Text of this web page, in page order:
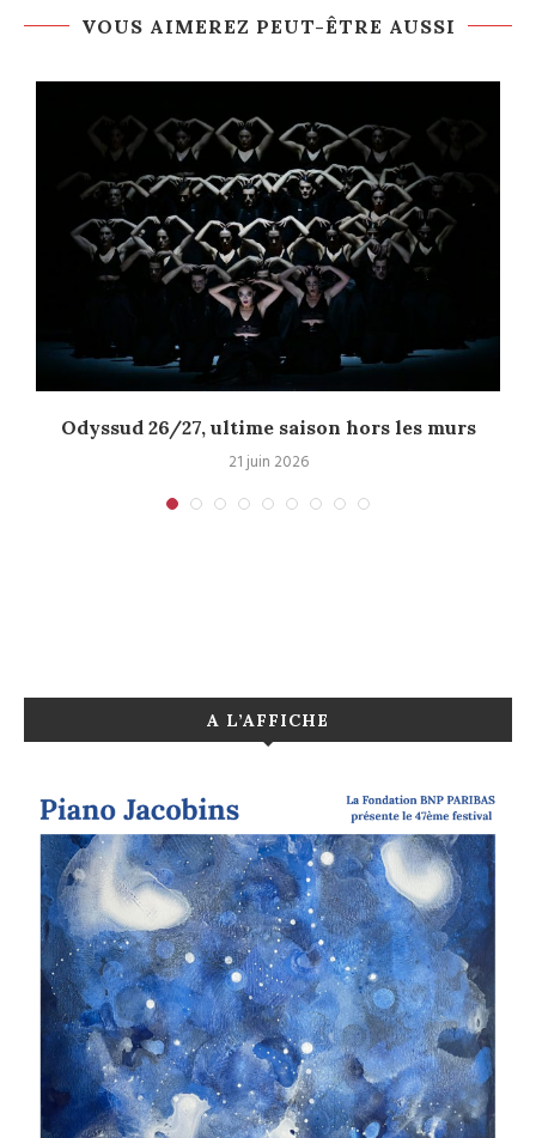
VOUS AIMEREZ PEUT-ÊTRE AUSSI
Odyssud 26/27, ultime saison hors les murs
21 juin 2026
A L’AFFICHE